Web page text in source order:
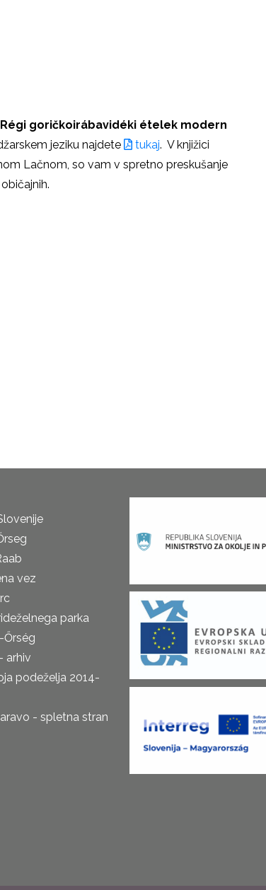
goričkoirábavidéki ételek modern
jeziku najdete tukaj. V knjižici
Lačnom, so vam v spretno preskušanje
vez
parka
Őrség
arhiv
podeželja 2014-
- spletna stran